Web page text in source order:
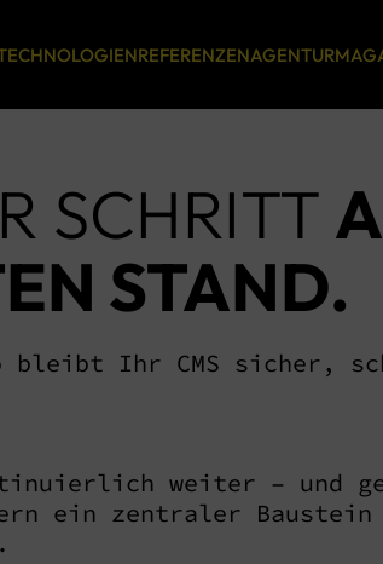
CODE COUTURE
Digital Platforms
Digitalstrategie
Digitale
Website Relaunch
I LIKE!
Online Marketing
SEO
GEO
Social Media Marketing
REFERENZENAGENTUR
SCHRITT
STAND.
bleibt Ihr CMS sicher,
weiter – und
ein zentraler